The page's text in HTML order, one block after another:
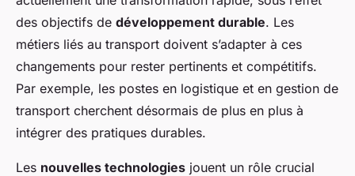
des objectifs de développement durable. Les
métiers liés au transport doivent s’adapter à ces
changements pour rester pertinents et compétitifs.
Par exemple, les postes en logistique et en gestion de
transport cherchent désormais de plus en plus à
intégrer des pratiques durables.
Les nouvelles technologies jouent un rôle crucial